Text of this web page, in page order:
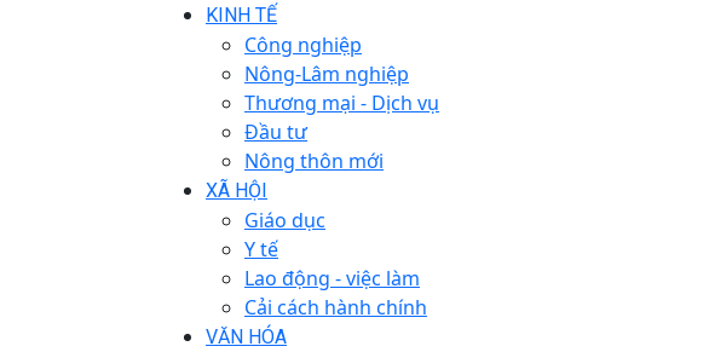
KINH TẾ
Công nghiệp
Nông-Lâm nghiệp
Thương mại - Dịch vụ
Đầu tư
Nông thôn mới
XÃ HỘI
Giáo dục
Y tế
Lao động - việc làm
Cải cách hành chính
VĂN HÓA